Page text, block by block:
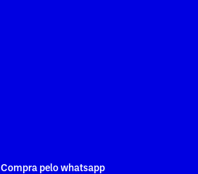
Compra pelo whatsapp